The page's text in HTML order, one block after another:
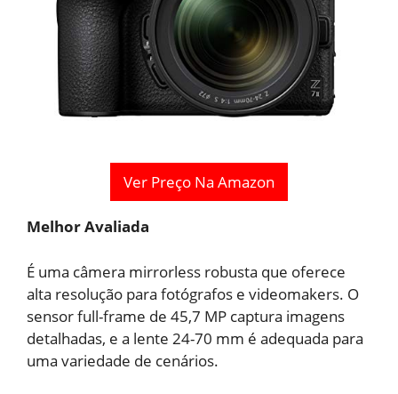
Ver Preço Na Amazon
Melhor Avaliada
É uma câmera mirrorless robusta que oferece
alta resolução para fotógrafos e videomakers. O
sensor full-frame de 45,7 MP captura imagens
detalhadas, e a lente 24-70 mm é adequada para
uma variedade de cenários.